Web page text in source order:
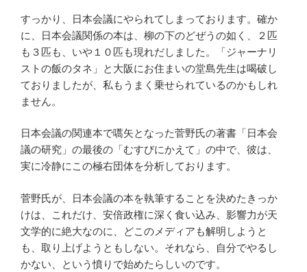
すっかり、日本会議にやられてしまっております。確か
に、日本会議関係の本は、柳の下のどぜうの如く、２匹
も３匹も、いや１０匹も現れだしました。「ジャーナリ
ストの飯のタネ」と大阪にお住まいの堂島先生は喝破し
ておりましたが、私もうまく乗せられているのかもしれ
ません。
日本会議の関連本で嚆矢となった菅野氏の著書「日本会
議の研究」の最後の「むすびにかえて」の中で、彼は、
実に冷静にこの極右団体を分析しております。
菅野氏が、日本会議の本を執筆することを決めたきっか
けは、これだけ、安倍政権に深く食い込み、影響力が天
文学的に絶大なのに、どこのメディアも解明しようと
も、取り上げようともしない。それなら、自分でやるし
かない、という憤りで始めたらしいのです。